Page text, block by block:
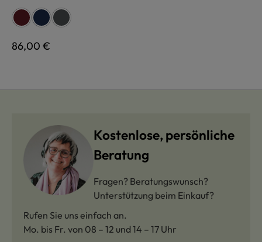
Farbe auswählen
bordeauxmarineanthrazit
Regulärer Preis:
86,00 €
Kostenlose, persönliche
Beratung
Fragen? Beratungswunsch?
Unterstützung beim Einkauf?
Rufen Sie uns einfach an.
Mo. bis Fr. von 08 – 12 und 14 – 17 Uhr